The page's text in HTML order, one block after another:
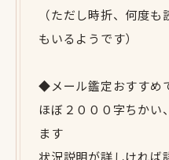
（ただし時折、何度
もいるようです）
◆メール鑑定おすすめ
ほぼ２０００字ちかい
ます
状況説明が詳しければ